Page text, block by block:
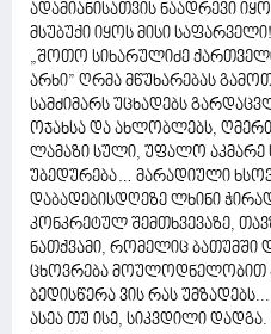
ადამიანისათვის ნაადრევი
მსუბუქი იყოს მისი
„შოთო სიხარულიძე ქართველი
არხი” ღრმა მწუხარებას
სამძიმარს უცხადებს
ოჯახსა და ახლობლებს,
ლამაზი სული, უფალო აკმარე
უბედურება… მარადიული
დაბადებისდღეზე ლხინი
კონკრეტულ შემთხვევაზე,
ნათქვამი, რომელიც ბათუმში
ცხოვრება მოულოდნელობით
ბედისწერა ვის რას უმზადებს...
ასეა თუ ისე, სიკვდილი